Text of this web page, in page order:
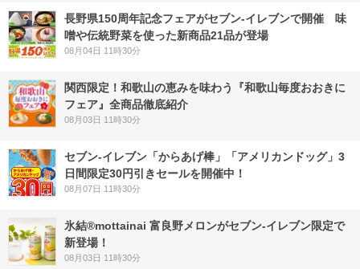
長野県150周年記念フェアがセブン-イレブンで開催 味
噌や伝統野菜を使った新商品21品が登場
08月04日 11時30分
関西限定！和歌山の恵みを味わう『和歌山毎度おおきに
フェア』全商品徹底紹介
08月03日 11時30分
セブン‐イレブン「からあげ棒」「アメリカンドッグ」3
日間限定30円引きセールを開催中！
08月07日 11時30分
氷結®mottainai 富良野メロンがセブン‐イレブン限定で
新登場！
08月03日 11時30分